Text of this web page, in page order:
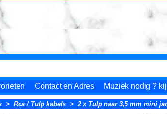
Contact en Adres Muziek nodig ?
> Rca / Tulp kabels > 2 x Tulp naar 3,5 mm mini